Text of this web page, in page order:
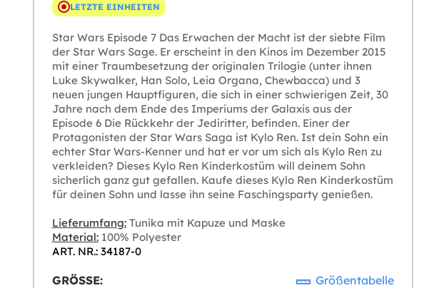
LETZTE EINHEITEN
Star Wars Episode 7 Das Erwachen der Macht ist der siebte Film
der Star Wars Sage. Er erscheint in den Kinos im Dezember 2015
mit einer Traumbesetzung der originalen Trilogie (unter ihnen
Luke Skywalker, Han Solo, Leia Organa, Chewbacca) und 3
neuen jungen Hauptfiguren, die sich in einer schwierigen Zeit, 30
Jahre nach dem Ende des Imperiums der Galaxis aus der
Episode 6 Die Rückkehr der Jediritter, befinden. Einer der
Protagonisten der Star Wars Saga ist Kylo Ren. Ist dein Sohn ein
echter Star Wars-Kenner und hat er vor um sich als Kylo Ren zu
verkleiden? Dieses Kylo Ren Kinderkostüm will deinem Sohn
sicherlich ganz gut gefallen. Kaufe dieses Kylo Ren Kinderkostüm
für deinen Sohn und lasse ihn seine Faschingsparty genießen.
Lieferumfang:Tunika mit Kapuze und Maske
Material:100% Polyester
ART. NR.: 34187-0
GRÖSSE: Größentabelle